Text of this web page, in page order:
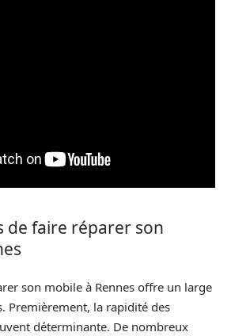
de faire réparer son
son mobile à Rennes offre un large
Premièrement, la rapidité des
déterminante. De nombreux